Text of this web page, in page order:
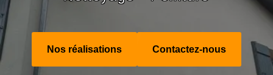
Nos réalisations Contactez-nous